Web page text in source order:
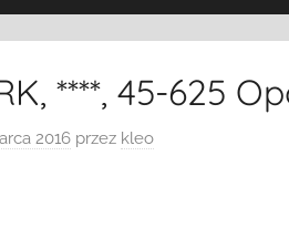
****, 45-625
2016 przez kleo